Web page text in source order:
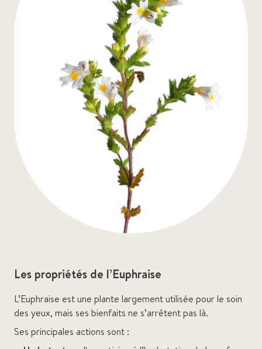
Les propriétés de l’Euphraise
L’Euphraise est une plante largement utilisée pour le soin
des yeux, mais ses bienfaits ne s’arrêtent pas là.
Ses principales actions sont :